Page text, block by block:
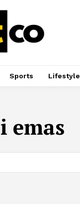
Sports Lifestyle
emas